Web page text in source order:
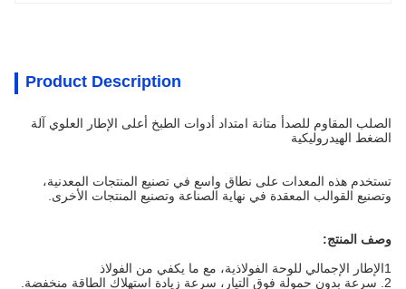
Product Description
الصلب المقاوم للصدأ متانة امتداد أدوات الطبخ أعلى الإطار العلوي آلة
الضغط الهيدروليكية
تستخدم هذه المعدات على نطاق واسع في تصنيع المنتجات المعدنية،
وتصنيع القوالب المعقدة في نهاية الصناعة وتصنيع المنتجات الأخرى.
وصف المنتج: